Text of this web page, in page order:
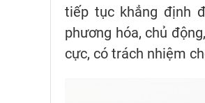
tiếp tục khẳng định
phương hóa, chủ
cực, có trách nhiệm